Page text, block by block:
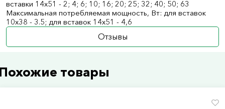
вставки 14х51 - 2; 4; 6; 10; 16; 20; 25; 32; 40; 50; 63
Максимальная потребляемая мощность, Вт: для вставок
10х38 - 3.5; для вставок 14х51 - 4,6
Отзывы
товары